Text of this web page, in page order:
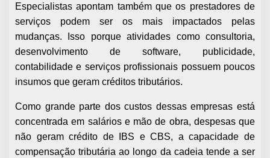
Especialistas apontam também que os prestadores de
serviços podem ser os mais impactados pelas
mudanças. Isso porque atividades como consultoria,
desenvolvimento de software, publicidade,
contabilidade e serviços profissionais possuem poucos
insumos que geram créditos tributários.
Como grande parte dos custos dessas empresas está
concentrada em salários e mão de obra, despesas que
não geram crédito de IBS e CBS, a capacidade de
compensação tributária ao longo da cadeia tende a ser